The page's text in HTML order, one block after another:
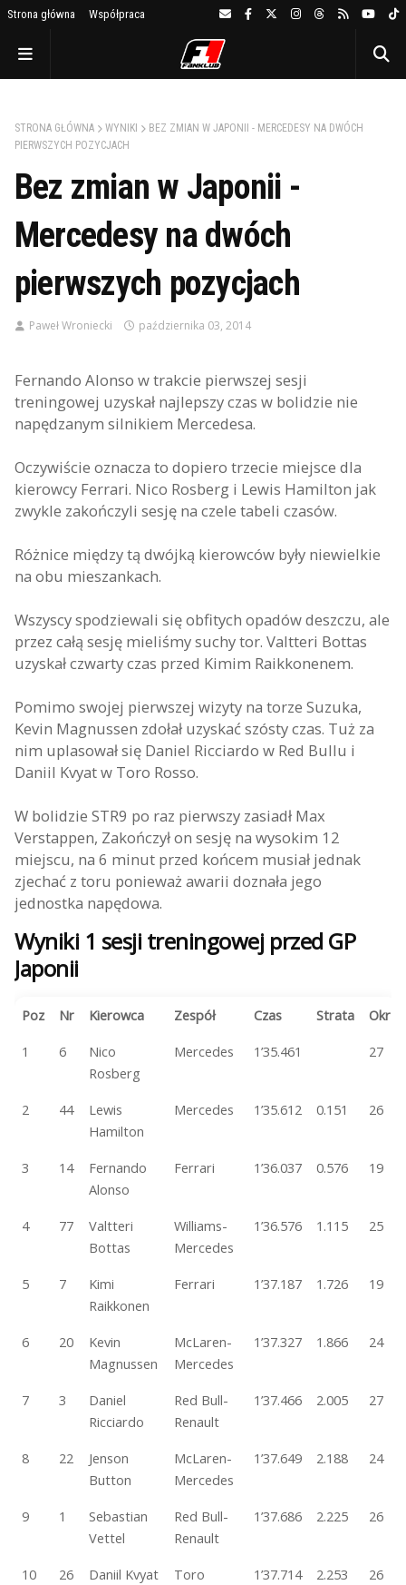
Strona główna Współpraca
STRONA GŁÓWNA WYNIKI
BEZ ZMIAN W JAPONII - MERCEDESY NA DWÓCH
PIERWSZYCH POZYCJACH
Bez zmian w Japonii -
Mercedesy na dwóch
pierwszych pozycjach
Paweł Wroniecki października 03, 2014
Fernando Alonso w trakcie pierwszej sesji
treningowej uzyskał najlepszy czas w bolidzie nie
napędzanym silnikiem Mercedesa.
Oczywiście oznacza to dopiero trzecie miejsce dla
kierowcy Ferrari. Nico Rosberg i Lewis Hamilton jak
zwykle zakończyli sesję na czele tabeli czasów.
Różnice między tą dwójką kierowców były niewielkie
na obu mieszankach.
Wszyscy spodziewali się obfitych opadów deszczu, ale
przez całą sesję mieliśmy suchy tor. Valtteri Bottas
uzyskał czwarty czas przed Kimim Raikkonenem.
Pomimo swojej pierwszej wizyty na torze Suzuka,
Kevin Magnussen zdołał uzyskać szósty czas. Tuż za
nim uplasował się Daniel Ricciardo w Red Bullu i
Daniil Kvyat w Toro Rosso.
W bolidzie STR9 po raz pierwszy zasiadł Max
Verstappen, Zakończył on sesję na wysokim 12
miejscu, na 6 minut przed końcem musiał jednak
zjechać z toru ponieważ awarii doznała jego
jednostka napędowa.
Wyniki 1 sesji treningowej przed GP
Japonii
Poz Nr Kierowca Zespół Czas Strata
Okr
1
6
Nico
Rosberg
Mercedes 1’35.461 27
2 44
Lewis
Hamilton
Mercedes 1’35.612 0.151 26
3 14
Fernando
Alonso
Ferrari 1’36.037 0.576 19
4 77
Valtteri
Bottas
Williams-
Mercedes
1’36.576 1.115 25
5 7
Kimi
Raikkonen
Ferrari 1’37.187 1.726 19
6 20
Kevin
Magnussen
McLaren-
Mercedes
1’37.327 1.866 24
7 3
Daniel
Ricciardo
Red Bull-
Renault
1’37.466 2.005 27
8 22
Jenson
Button
McLaren-
Mercedes
1’37.649 2.188 24
9 1
Sebastian
Vettel
Red Bull-
Renault
1’37.686 2.225 26
10 26 Daniil Kvyat
Toro
1’37.714 2.253 26